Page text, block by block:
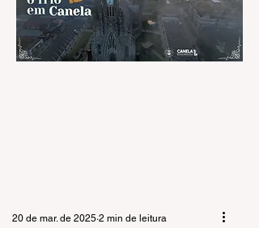
20 de mar. de 2025 2 min de leitura